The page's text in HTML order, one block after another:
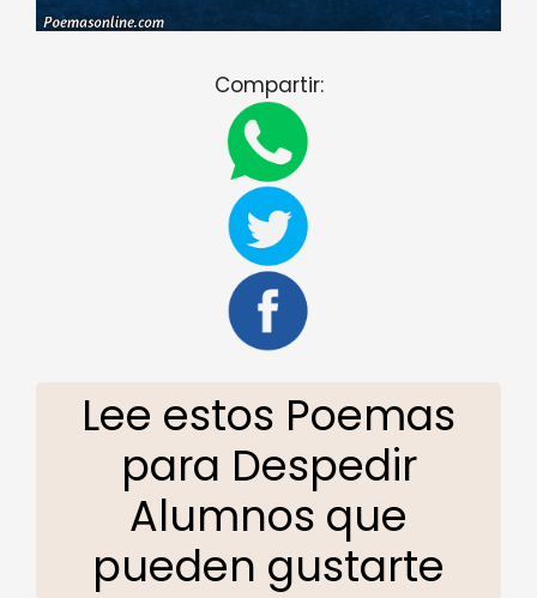
Compartir:
Lee estos Poemas
para Despedir
Alumnos que
pueden gustarte